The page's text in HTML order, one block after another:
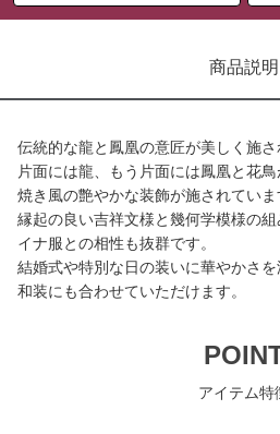
商品説明
伝統的な龍と鳳凰の意匠が美しく施さ
片面には龍、もう片面には鳳凰と花
焼き風の艶やかな装飾が施されていま
縁起の良い吉祥文様と幾何学模様の
イナ服との相性も抜群です。
結婚式や特別な日の装いに華やかさを
和装にも合わせていただけます。
アイテム特